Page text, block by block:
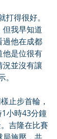
得很好。
我早知道
過他在成都
他是位很有
並沒有讓
止步首輪，
小時43分鐘
吉隆在比賽